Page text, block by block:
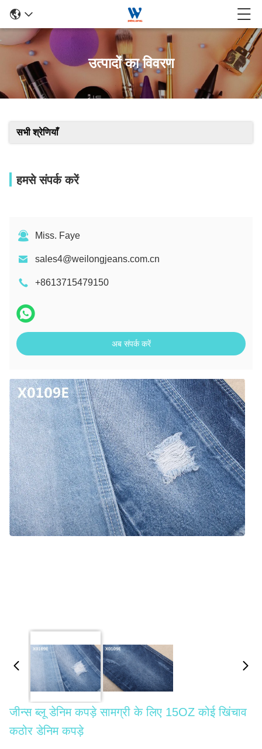
उत्पादों का विवरण
सभी श्रेणियाँ
हमसे संपर्क करें
Miss. Faye
sales4@weilongjeans.com.cn
+8613715479150
अब संपर्क करें
जीन्स ब्लू डेनिम कपड़े सामग्री के लिए 15OZ कोई खिंचाव
कठोर डेनिम कपड़े